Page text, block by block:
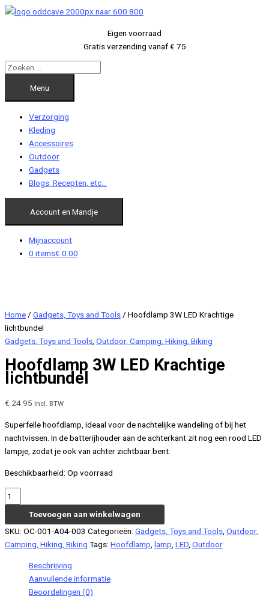
Ga
Eigen voorraad
Gratis verzending vanaf € 75
Menu
Verzorging
Kleding
Accessoires
Outdoor
Gadgets
Blogs, Recepten, etc…
Account en Mandje
Mijnaccount
0 items€ 0.00
Home / Gadgets, Toys and Tools / Hoofdlamp 3W LED Krachtige
lichtbundel
Gadgets, Toys and Tools Outdoor, Camping, Hiking, Biking
Hoofdlamp 3W LED Krachtige
lichtbundel
€ 24.95 Incl. BTW
Superfelle hoofdlamp, ideaal voor de nachtelijke wandeling of bij het
nachtvissen. In de batterijhouder aan de achterkant zit nog een rood LED
lampje, zodat je ook van achter zichtbaar bent.
Beschikbaarheid: Op voorraad
Hoofdlamp
3W
Krachtige
lichtbundel
Toevoegen aan winkelwagen
SKU: OC-001-A04-003 Categorieën: Gadgets, Toys and Tools Outdoor,
Camping, Hiking, Biking Tags: Hoofdlamp lamp LED Outdoor
Beschrijving
Aanvullende informatie
Beoordelingen (0)